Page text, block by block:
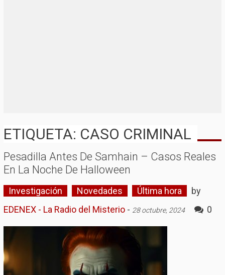
ETIQUETA: CASO CRIMINAL
Pesadilla Antes De Samhain – Casos Reales
En La Noche De Halloween
Investigación Novedades Última hora
by
EDENEX - La Radio del Misterio- 28 octubre, 2024 0